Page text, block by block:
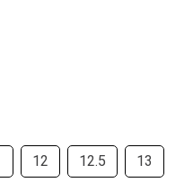
12 12.5 13